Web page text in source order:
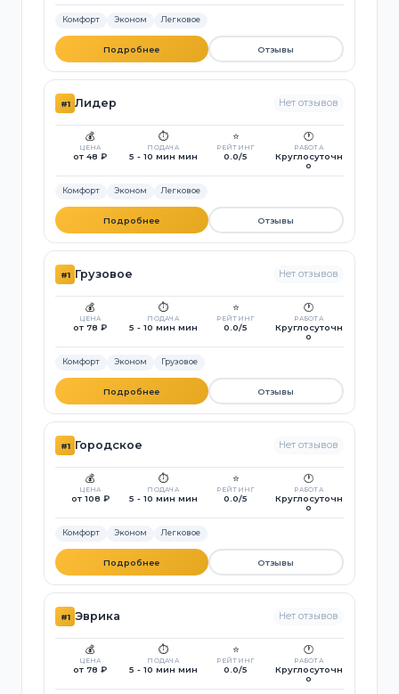
Комфорт Эконом Легковое
Подробнее Отзывы
#1 Лидер Нет отзывов
💰
ЦЕНА
от 48 ₽
⏱️
ПОДАЧА
5 - 10 мин мин
⭐
РЕЙТИНГ
0.0/5
🕐
РАБОТА
Круглосуточн
о
Комфорт Эконом Легковое
Подробнее Отзывы
#1 Грузовое Нет отзывов
💰
ЦЕНА
от 78 ₽
⏱️
ПОДАЧА
5 - 10 мин мин
⭐
РЕЙТИНГ
0.0/5
🕐
РАБОТА
Круглосуточн
о
Комфорт Эконом Грузовое
Подробнее Отзывы
#1 Городское Нет отзывов
💰
ЦЕНА
от 108 ₽
⏱️
ПОДАЧА
5 - 10 мин мин
⭐
РЕЙТИНГ
0.0/5
🕐
РАБОТА
Круглосуточн
о
Комфорт Эконом Легковое
Подробнее Отзывы
#1 Э­врика Нет отзывов
💰
ЦЕНА
от 78 ₽
⏱️
ПОДАЧА
5 - 10 мин мин
⭐
РЕЙТИНГ
0.0/5
🕐
РАБОТА
Круглосуточн
о